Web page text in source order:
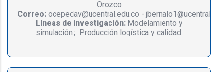
Orozco
Correo: ocepedav@ucentral.edu.co -
Líneas de investigación:Modelamiento y
simulación.; Producción logística y calidad.